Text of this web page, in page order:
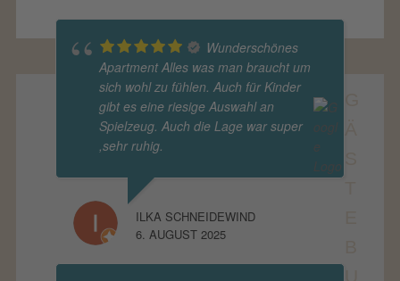
Wunderschönes
Apartment Alles was man braucht um
sich wohl zu fühlen. Auch für Kinder
gibt es eine riesige Auswahl an
Spielzeug. Auch die Lage war super
,sehr ruhig.
ILKA SCHNEIDEWIND
6. AUGUST 2025